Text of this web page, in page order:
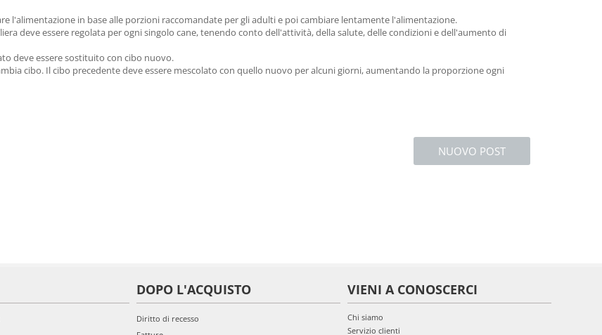
l'alimentazione in base alle porzioni raccomandate per gli adulti e poi cambiare lentamente l'alimentazione.
deve essere regolata per ogni singolo cane, tenendo conto dell'attività, della salute, delle condizioni e dell'aumento di
deve essere sostituito con cibo nuovo.
cibo. Il cibo precedente deve essere mescolato con quello nuovo per alcuni giorni, aumentando la proporzione ogni
NUOVO POST
DOPO L'ACQUISTO
Diritto di recesso
VIENI A CONOSCERCI
Chi siamo
Servizio clienti